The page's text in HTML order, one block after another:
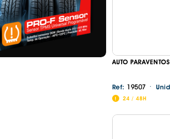
AUTO
Ref: 19507 ·
24 / 48H